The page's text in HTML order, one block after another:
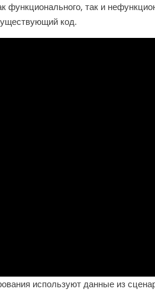
так и
код.
используют данные из